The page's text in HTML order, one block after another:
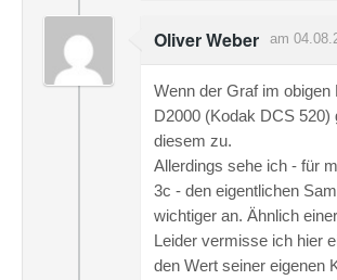
Oliver Weber am
Wenn der Graf im
D2000 (Kodak DCS
diesem zu.
Allerdings sehe ich - für
3c - den eigentlichen
wichtiger an. Ähnlich
Leider vermisse ich hier
den Wert seiner eigenen